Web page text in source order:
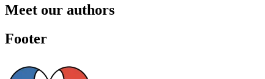
Meet our authors
Footer